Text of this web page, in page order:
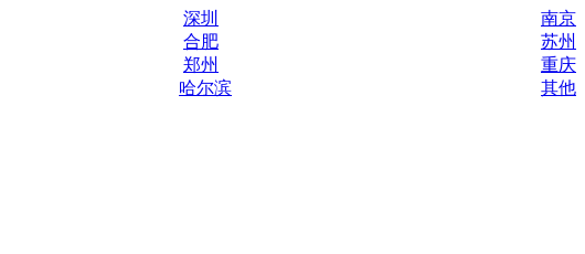
深圳
南京
合肥
苏州
郑州
重庆
哈尔滨
其他